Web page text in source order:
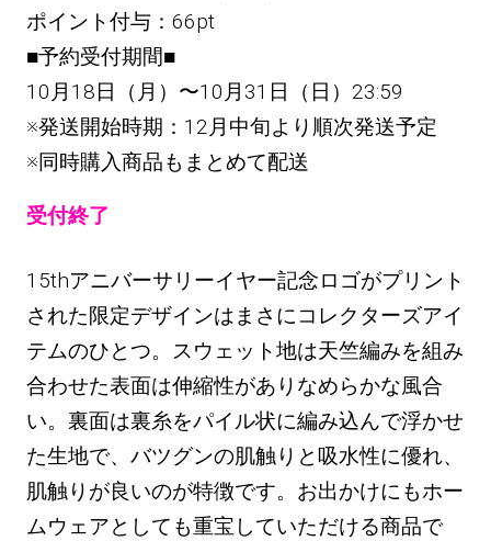
ポイント付与：66pt
■予約受付期間■
10月18日（月）〜10月31日（日）23:59
※発送開始時期：12月中旬より順次発送予定
※同時購入商品もまとめて配送
受付終了
15thアニバーサリーイヤー記念ロゴがプリント
された限定デザインはまさにコレクターズアイ
テムのひとつ。スウェット地は天竺編みを組み
合わせた表面は伸縮性がありなめらかな風合
い。裏面は裏糸をパイル状に編み込んで浮かせ
た生地で、バツグンの肌触りと吸水性に優れ、
肌触りが良いのが特徴です。お出かけにもホー
ムウェアとしても重宝していただける商品で